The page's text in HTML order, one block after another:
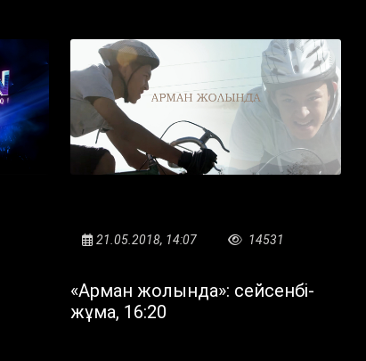
21.05.2018, 14:07 14531
«Арман жолында»: сейсенбі-
жұма, 16:20